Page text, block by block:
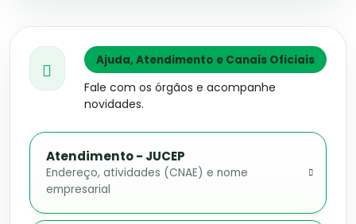
Ajuda, Atendimento e Canais Oficiais
Fale com os órgãos e acompanhe
novidades.
Atendimento - JUCEP
Endereço, atividades (CNAE) e nome
empresarial